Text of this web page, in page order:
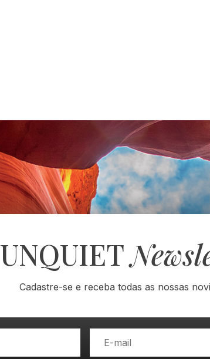
UNQUIET
Cadastre-se e receba todas as nossas